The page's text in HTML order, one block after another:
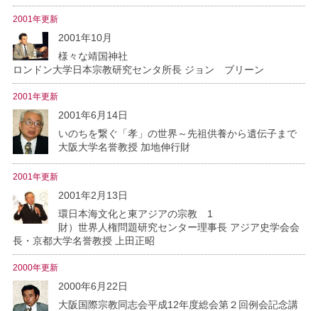
2001年更新
2001年10月
様々な靖国神社
ロンドン大学日本宗教研究センタ所長 ジョン ブリーン
2001年更新
2001年6月14日
いのちを繋ぐ「孝」の世界～先祖供養から遺伝子まで
大阪大学名誉教授 加地伸行財
2001年更新
2001年2月13日
環日本海文化と東アジアの宗教 1
財）世界人権問題研究センター理事長 アジア史学会会
長・京都大学名誉教授 上田正昭
2000年更新
2000年6月22日
大阪国際宗教同志会平成12年度総会第２回例会記念講